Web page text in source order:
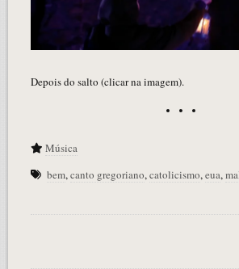
Depois do salto (clicar na imagem).
Música
bem,canto gregoriano,catolicismo,eua,